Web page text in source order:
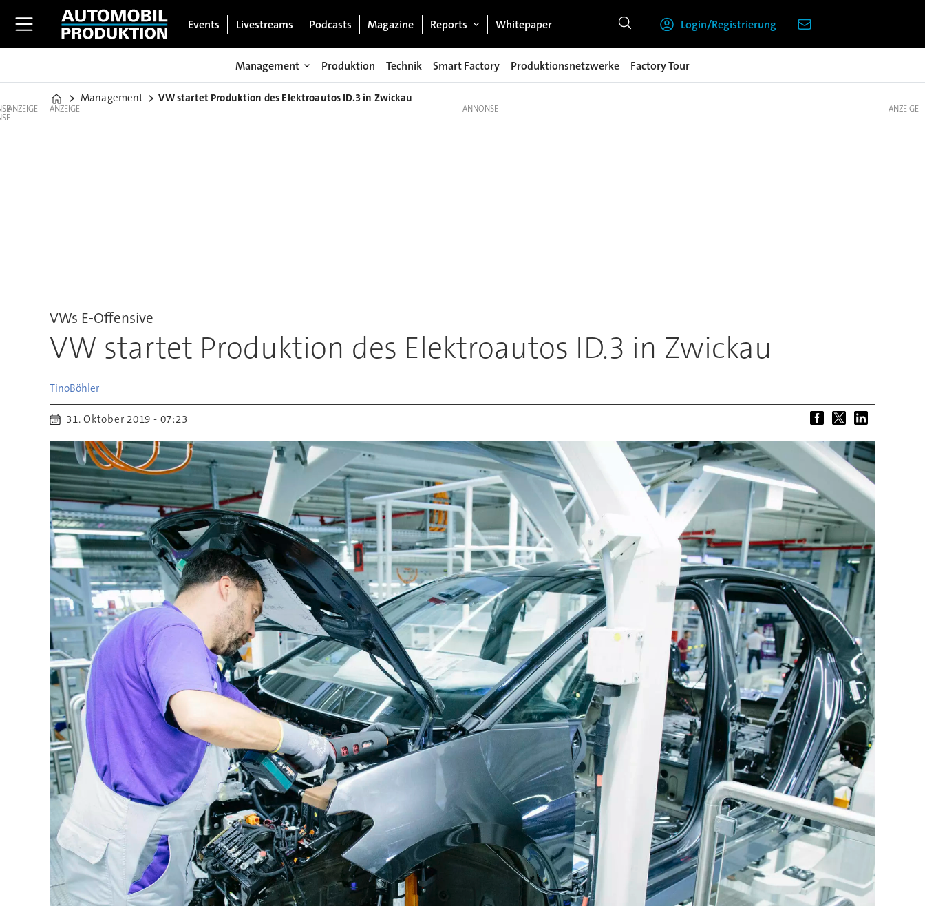
Events Livestreams Podcasts Magazine Reports Whitepaper Login/Registrierung
Management Produktion Technik Smart Factory Produktionsnetzwerke Factory Tour
Home
Management VW startet Produktion des Elektroautos ID.3 in Zwickau
ANZEIGE ANZEIGE
VWs E-Offensive
VW startet Produktion des Elektroautos ID.3 in Zwickau
TinoBöhler
31. Oktober 2019 - 07:23
ANZEIGE